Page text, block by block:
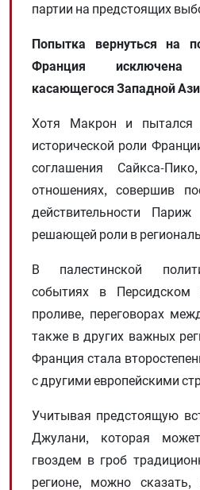
партии на предстоящих
Попытка вернуться на
Франция
касающегося Западной
Хотя Макрон и
исторической роли
соглашения Сайкса-
отношениях, совершив
действительности
решающей роли в
В палестинской
событиях в Персидском
проливе, переговорах
также в других важных
Франция стала
с другими европейскими
Учитывая предстоящую
Джулани, которая
гвоздем в гроб
регионе, можно